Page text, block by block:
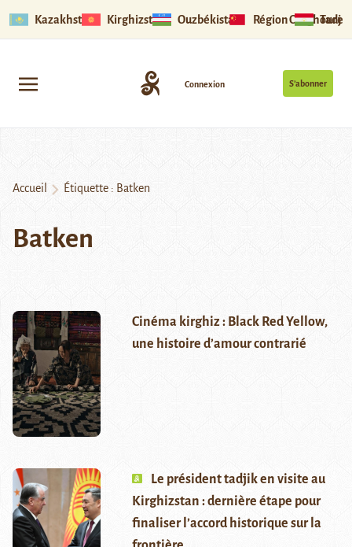
Kazakhstan Kirghizstan Ouzbékistan Région Ouïghoure
S’abonner
Connexion
Accueil Étiquette : Batken
Batken
Cinéma kirghiz : Black Red Yellow,
une histoire d’amour contrarié
Le président tadjik en visite au
Kirghizstan : dernière étape pour
finaliser l’accord historique sur la